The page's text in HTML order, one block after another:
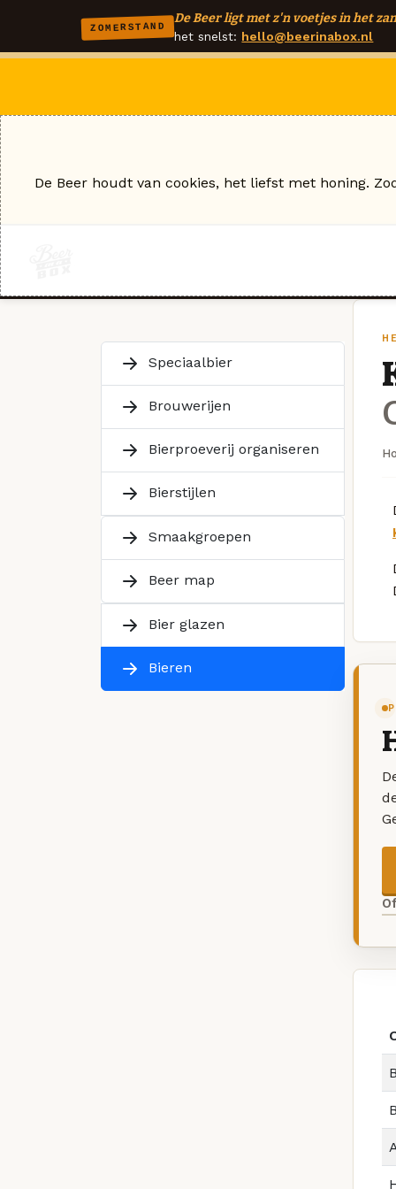
ZOMERSTAND
De Beer ligt met z'n voetjes in het
het snelst: hello@beerinabox.nl
Speciaalbier
Brouwerijen
Bierproeverij organiseren
Bierstijlen
Smaakgroepen
Beer map
Bier glazen
Bieren
De Beer houdt van cookies, het liefst met honing.